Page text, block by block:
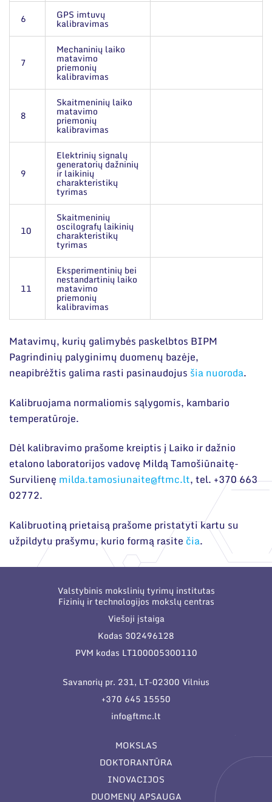
6 GPS imtuvų
kalibravimas
7
Mechaninių laiko
matavimo
priemonių
kalibravimas
8
Skaitmeninių laiko
matavimo
priemonių
kalibravimas
9
Elektrinių signalų
generatorių dažninių
ir laikinių
charakteristikų
tyrimas
10
Skaitmeninių
oscilografų laikinių
charakteristikų
tyrimas
11
Eksperimentinių bei
nestandartinių laiko
matavimo
priemonių
kalibravimas
Matavimų, kurių galimybės paskelbtos BIPM
Pagrindinių palyginimų duomenų bazėje,
neapibrėžtis galima rasti pasinaudojus šia nuoroda.
Kalibruojama normaliomis sąlygomis, kambario
temperatūroje.
Dėl kalibravimo prašome kreiptis į Laiko ir dažnio
etalono laboratorijos vadovę Mildą Tamošiūnaitę-
Survilienę milda.tamosiunaite@ftmc.lt, tel. +370 663
02772.
Kalibruotiną prietaisą prašome pristatyti kartu su
užpildytu prašymu, kurio formą rasite čia.
Valstybinis mokslinių tyrimų institutas
Fizinių ir technologijos mokslų centras
Viešoji įstaiga
Kodas 302496128
PVM kodas LT100005300110
Savanorių pr. 231, LT-02300 Vilnius
+370 645 15550
info@ftmc.lt
MOKSLAS
DOKTORANTŪRA
INOVACIJOS
DUOMENŲ APSAUGA